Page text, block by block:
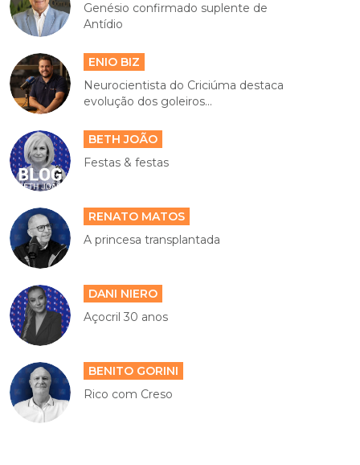
Genésio confirmado suplente de
Antídio
ENIO BIZ
Neurocientista do Criciúma destaca
evolução dos goleiros...
BETH JOÃO
Festas & festas
RENATO MATOS
A princesa transplantada
DANI NIERO
Açocril 30 anos
BENITO GORINI
Rico com Creso